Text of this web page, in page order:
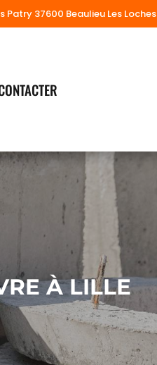
Patry 37600 Beaulieu Les Loches
À LILLE